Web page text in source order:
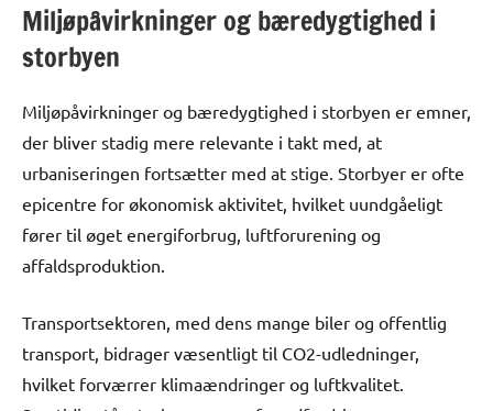
Miljøpåvirkninger og bæredygtighed i
storbyen
Miljøpåvirkninger og bæredygtighed i storbyen er emner,
der bliver stadig mere relevante i takt med, at
urbaniseringen fortsætter med at stige. Storbyer er ofte
epicentre for økonomisk aktivitet, hvilket uundgåeligt
fører til øget energiforbrug, luftforurening og
affaldsproduktion.
Transportsektoren, med dens mange biler og offentlig
transport, bidrager væsentligt til CO2-udledninger,
hvilket forværrer klimaændringer og luftkvalitet.